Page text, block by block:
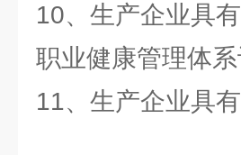
10、生产企业具
职业健康管理体
11、生产企业具